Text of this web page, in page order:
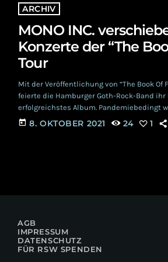
ARCHIV
MONO INC.
Konzerte der “The
Tour
Mit der Veröffentlichung von “The Book Of
feierte die Hamburger Goth-Rock-Band
erfolgreichstes Album. Pandemiebedingt
bestehend aus Martin Engler (Gesang),
Gesang), Carl Fornia (Gitarre, Gesang) und
today 8. OKTOBER 2021 24 1
AGB
IMPRESSUM
DATENSCHUTZ
FÜR RSW SPENDEN